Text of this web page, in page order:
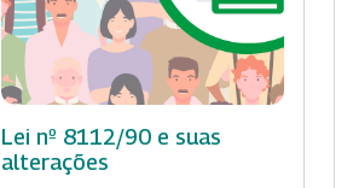
Lei nº 8112/90 e suas
alterações